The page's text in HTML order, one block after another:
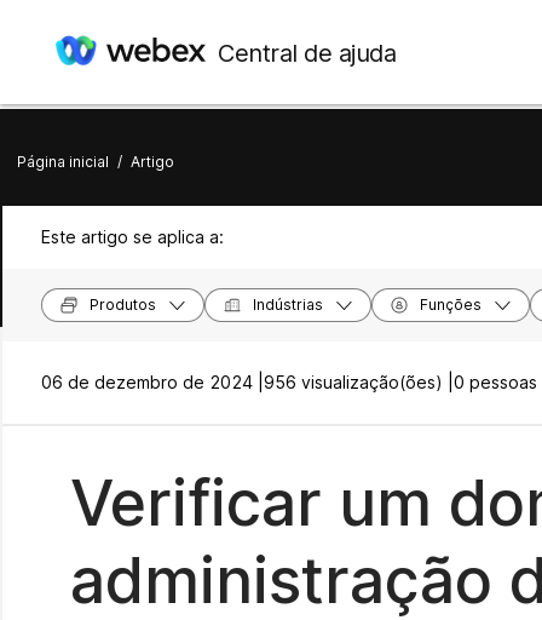
Central de ajuda
Página inicial / Artigo
Este artigo se aplica a:
Produtos Indústrias Funções
06 de dezembro de 2024 | 956 visualização(ões) | 0 pessoas
Verificar um
administração